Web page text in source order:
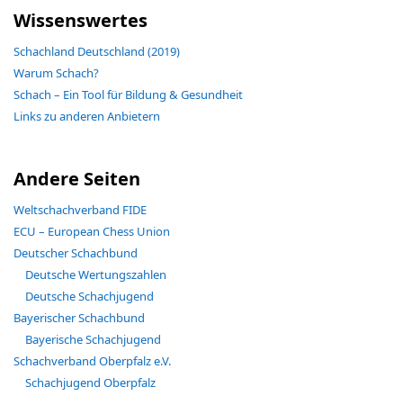
Wissenswertes
Schachland Deutschland (2019)
Warum Schach?
Schach – Ein Tool für Bildung & Gesundheit
Links zu anderen Anbietern
Andere Seiten
Weltschachverband FIDE
ECU – European Chess Union
Deutscher Schachbund
Deutsche Wertungszahlen
Deutsche Schachjugend
Bayerischer Schachbund
Bayerische Schachjugend
Schachverband Oberpfalz e.V.
Schachjugend Oberpfalz